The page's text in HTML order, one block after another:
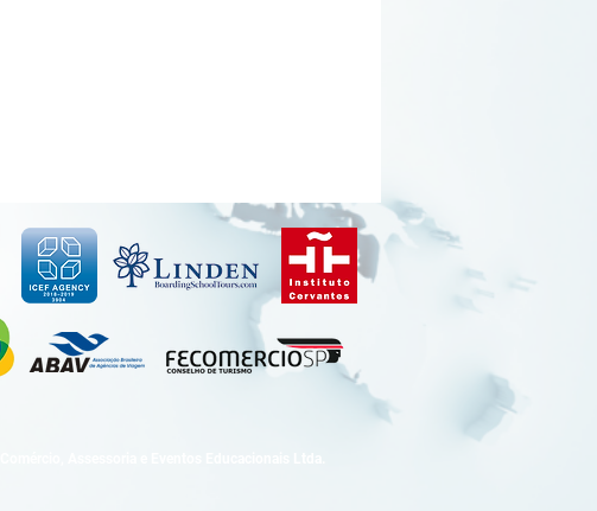
Assessoria e Eventos Educacionais Ltda.